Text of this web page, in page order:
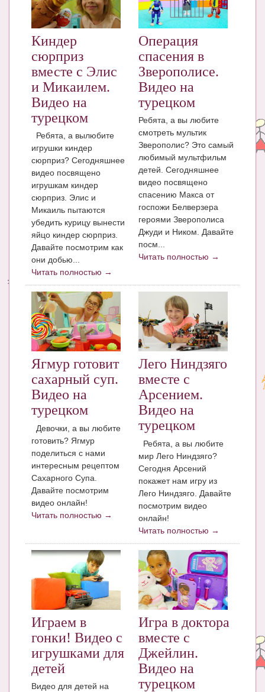
КНИГИ
Рекомендовано
Сказки
ПСИХОЛОГИЯ
ЗДОРОВЬЕ
МОДА И КРАСОТА
КОНКУРСЫ
СООБЩЕСТВА
БЛОГИ
БЕРЕМЕННОСТЬ
Календарь беременности
Энциклопедия
МАМИНА БИБЛИОТЕКА
Имена. Святцы
Энциклопедия беременных
Мамина энциклопедия
СЕРВИСЫ И ПРИЛОЖЕНИЯ
Сервис. Оценка роста и веса ребенка
Приложения для Android
Полезные ссылки
Опросы
НОВОСТИ ЛОПОТУНА
О проекте
Сотрудничество. Авторам
Киндер
сюрприз
вместе с Элис
и Микаилем.
Видео на
турецком
Ребята, а вылюбите
игрушки киндер
сюрприз? Сегодняшнее
видео посвящено
игрушкам киндер
сюрприз. Элис и
Микаиль пытаются
убедить курицу вынести
яйцо киндер сюрприз.
Давайте посмотрим как
они добью...
Читать полностью →
Операция
спасения в
Зверополисе.
Видео на
турецком
Ребята, а вы любите
смотреть мультик
Зверополис? Это самый
любимый мультфильм
детей. Сегодняшнее
видео посвящено
спасению Макса от
госпожи Белверзера
героями Зверополиса
Джуди и Ником. Давайте
посм...
Читать полностью →
Ягмур готовит
сахарный суп.
Видео на
турецком
Девочки, а вы любите
готовить? Ягмур
поделиться с нами
интересным рецептом
Сахарного Супа.
Давайте посмотрим
видео онлайн!
Читать полностью →
Лего Ниндзяго
вместе с
Арсением.
Видео на
турецком
Ребята, а вы любите
мир Лего Ниндзяго?
Сегодня Арсений
покажет нам игру из
Лего Ниндзяго. Давайте
посмотрим видео
онлайн!
Читать полностью →
Играем в
гонки! Видео с
игрушками для
детей
Видео для детей на
Игра в доктора
вместе с
Джейлин.
Видео на
турецком